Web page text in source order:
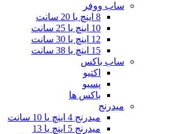
ساب ووفر
8 اینچ یا 20 سانت
10 اینچ یا 25 سانت
12 اینچ یا 30 سانت
15 اینچ یا 38 سانت
ساب باکس
اکتیو
پسیو
باکس ها
میدرنج
میدرنج 4 اینچ یا 10 سانت
میدرنج 5 اینچ یا 13